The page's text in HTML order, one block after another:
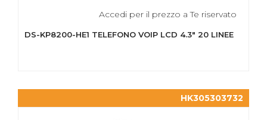
Accedi per il prezzo a Te riservato
DS-KP8200-HE1 TELEFONO VOIP LCD 4.3" 20 LINEE
HK305303732